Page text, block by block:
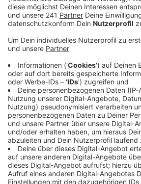
Gutachten jetzt bei ihrer
berücksichtigen, wann die
Sondermüllverbrennungsanlage
Betrieb gehen kann.
Anzeige
Fast ein halbes Jahr saßen die
Begleitkreis für das Gutachten
musste jetzt alles ganz schnell
der Behörden war abgelaufen.
deren Händen, einen Termin zur
festzulegen. Der Begleitkreis steht